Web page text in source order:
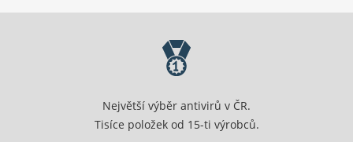
Největší výběr antivirů v ČR.
Tisíce položek od 15-ti výrobců.